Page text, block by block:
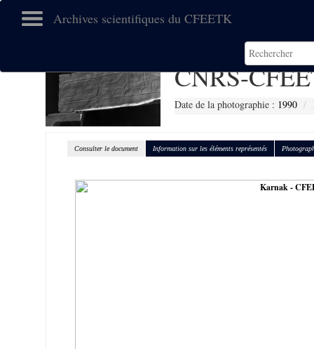
Archives scientifiques du CFEETK
CNRS-
Date de la photographie : 1990
Consulter le document Information sur les éléments représentés